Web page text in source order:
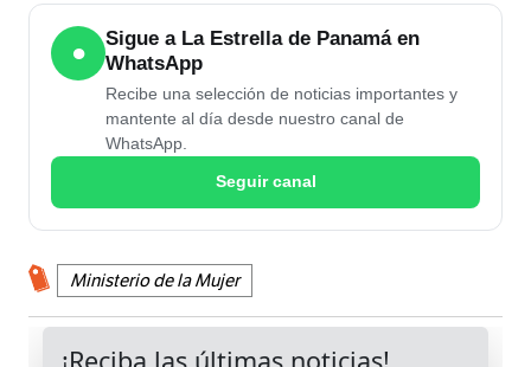
●
Sigue a La Estrella de Panamá en
WhatsApp
Recibe una selección de noticias importantes y
mantente al día desde nuestro canal de
WhatsApp.
Seguir canal
Ministerio de la Mujer